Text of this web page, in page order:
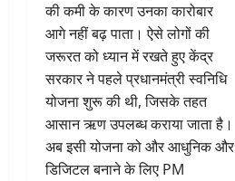
की कमी के कारण उनका कारोबार
आगे नहीं बढ़ पाता। ऐसे लोगों की
जरूरत को ध्यान में रखते हुए केंद्र
सरकार ने पहले प्रधानमंत्री स्वनिधि
योजना शुरू की थी, जिसके तहत
आसान ऋण उपलब्ध कराया जाता है।
अब इसी योजना को और आधुनिक और
डिजिटल बनाने के लिए PM